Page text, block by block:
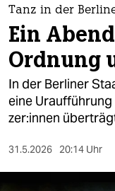
themen
politik
öko
gesellschaft
sport
Tanz in der
Ein
Ordnung
In der Berliner
eine
ze­r:in­nen
31.5.2026 20:14 Uhr